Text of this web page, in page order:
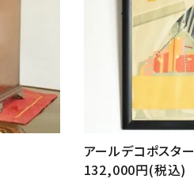
アールデコポスター
132,000円(税込)